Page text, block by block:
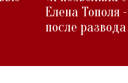
Елена Тополя
после развода